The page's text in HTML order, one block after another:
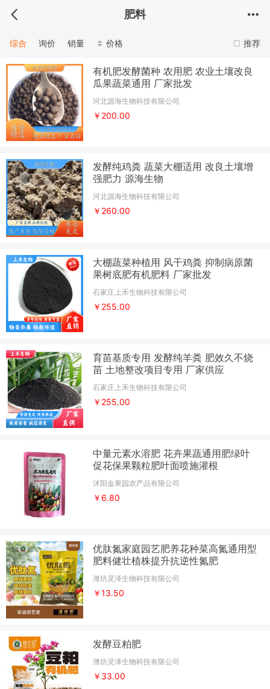
肥料
推荐
综合 询价 销量 价格
有机肥发酵菌种 农用肥 农业土壤改良
瓜果蔬菜通用 厂家批发
河北源海生物科技有限公司
￥200.00
发酵纯鸡粪 蔬菜大棚适用 改良土壤增
强肥力 源海生物
河北源海生物科技有限公司
￥260.00
大棚蔬菜种植用 风干鸡粪 抑制病原菌
果树底肥有机肥料 厂家批发
石家庄上禾生物科技有限公司
￥255.00
育苗基质专用 发酵纯羊粪 肥效久不烧
苗 土地整改项目专用 厂家供应
石家庄上禾生物科技有限公司
￥255.00
中量元素水溶肥 花卉果蔬通用肥绿叶
促花保果颗粒肥叶面喷施灌根
沭阳金果园农产品有限公司
￥6.80
优肽氮家庭园艺肥养花种菜高氮通用型
肥料健壮植株提升抗逆性氮肥
潍坊灵泽生物科技有限公司
￥13.50
发酵豆粕肥
潍坊灵泽生物科技有限公司
￥33.00